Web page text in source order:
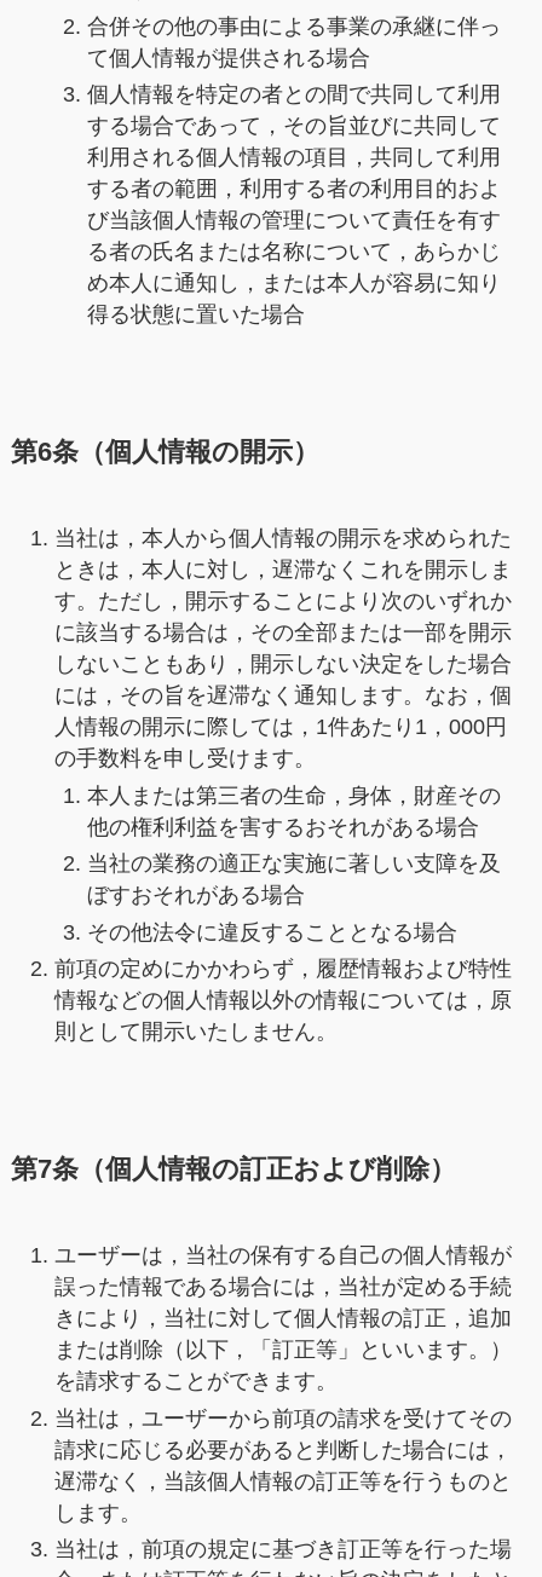
合併その他の事由による事業の承継に伴っ
て個人情報が提供される場合
個人情報を特定の者との間で共同して利用
する場合であって，その旨並びに共同して
利用される個人情報の項目，共同して利用
する者の範囲，利用する者の利用目的およ
び当該個人情報の管理について責任を有す
る者の氏名または名称について，あらかじ
め本人に通知し，または本人が容易に知り
得る状態に置いた場合
第6条（個人情報の開示）
当社は，本人から個人情報の開示を求められた
ときは，本人に対し，遅滞なくこれを開示しま
す。ただし，開示することにより次のいずれか
に該当する場合は，その全部または一部を開示
しないこともあり，開示しない決定をした場合
には，その旨を遅滞なく通知します。なお，個
人情報の開示に際しては，1件あたり1，000円
の手数料を申し受けます。
本人または第三者の生命，身体，財産その
他の権利利益を害するおそれがある場合
当社の業務の適正な実施に著しい支障を及
ぼすおそれがある場合
その他法令に違反することとなる場合
前項の定めにかかわらず，履歴情報および特性
情報などの個人情報以外の情報については，原
則として開示いたしません。
第7条（個人情報の訂正および削除）
ユーザーは，当社の保有する自己の個人情報が
誤った情報である場合には，当社が定める手続
きにより，当社に対して個人情報の訂正，追加
または削除（以下，「訂正等」といいます。）
を請求することができます。
当社は，ユーザーから前項の請求を受けてその
請求に応じる必要があると判断した場合には，
遅滞なく，当該個人情報の訂正等を行うものと
します。
当社は，前項の規定に基づき訂正等を行った場